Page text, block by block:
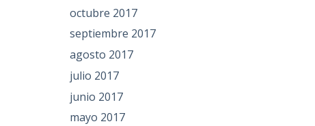
octubre 2017
septiembre 2017
agosto 2017
julio 2017
junio 2017
mayo 2017